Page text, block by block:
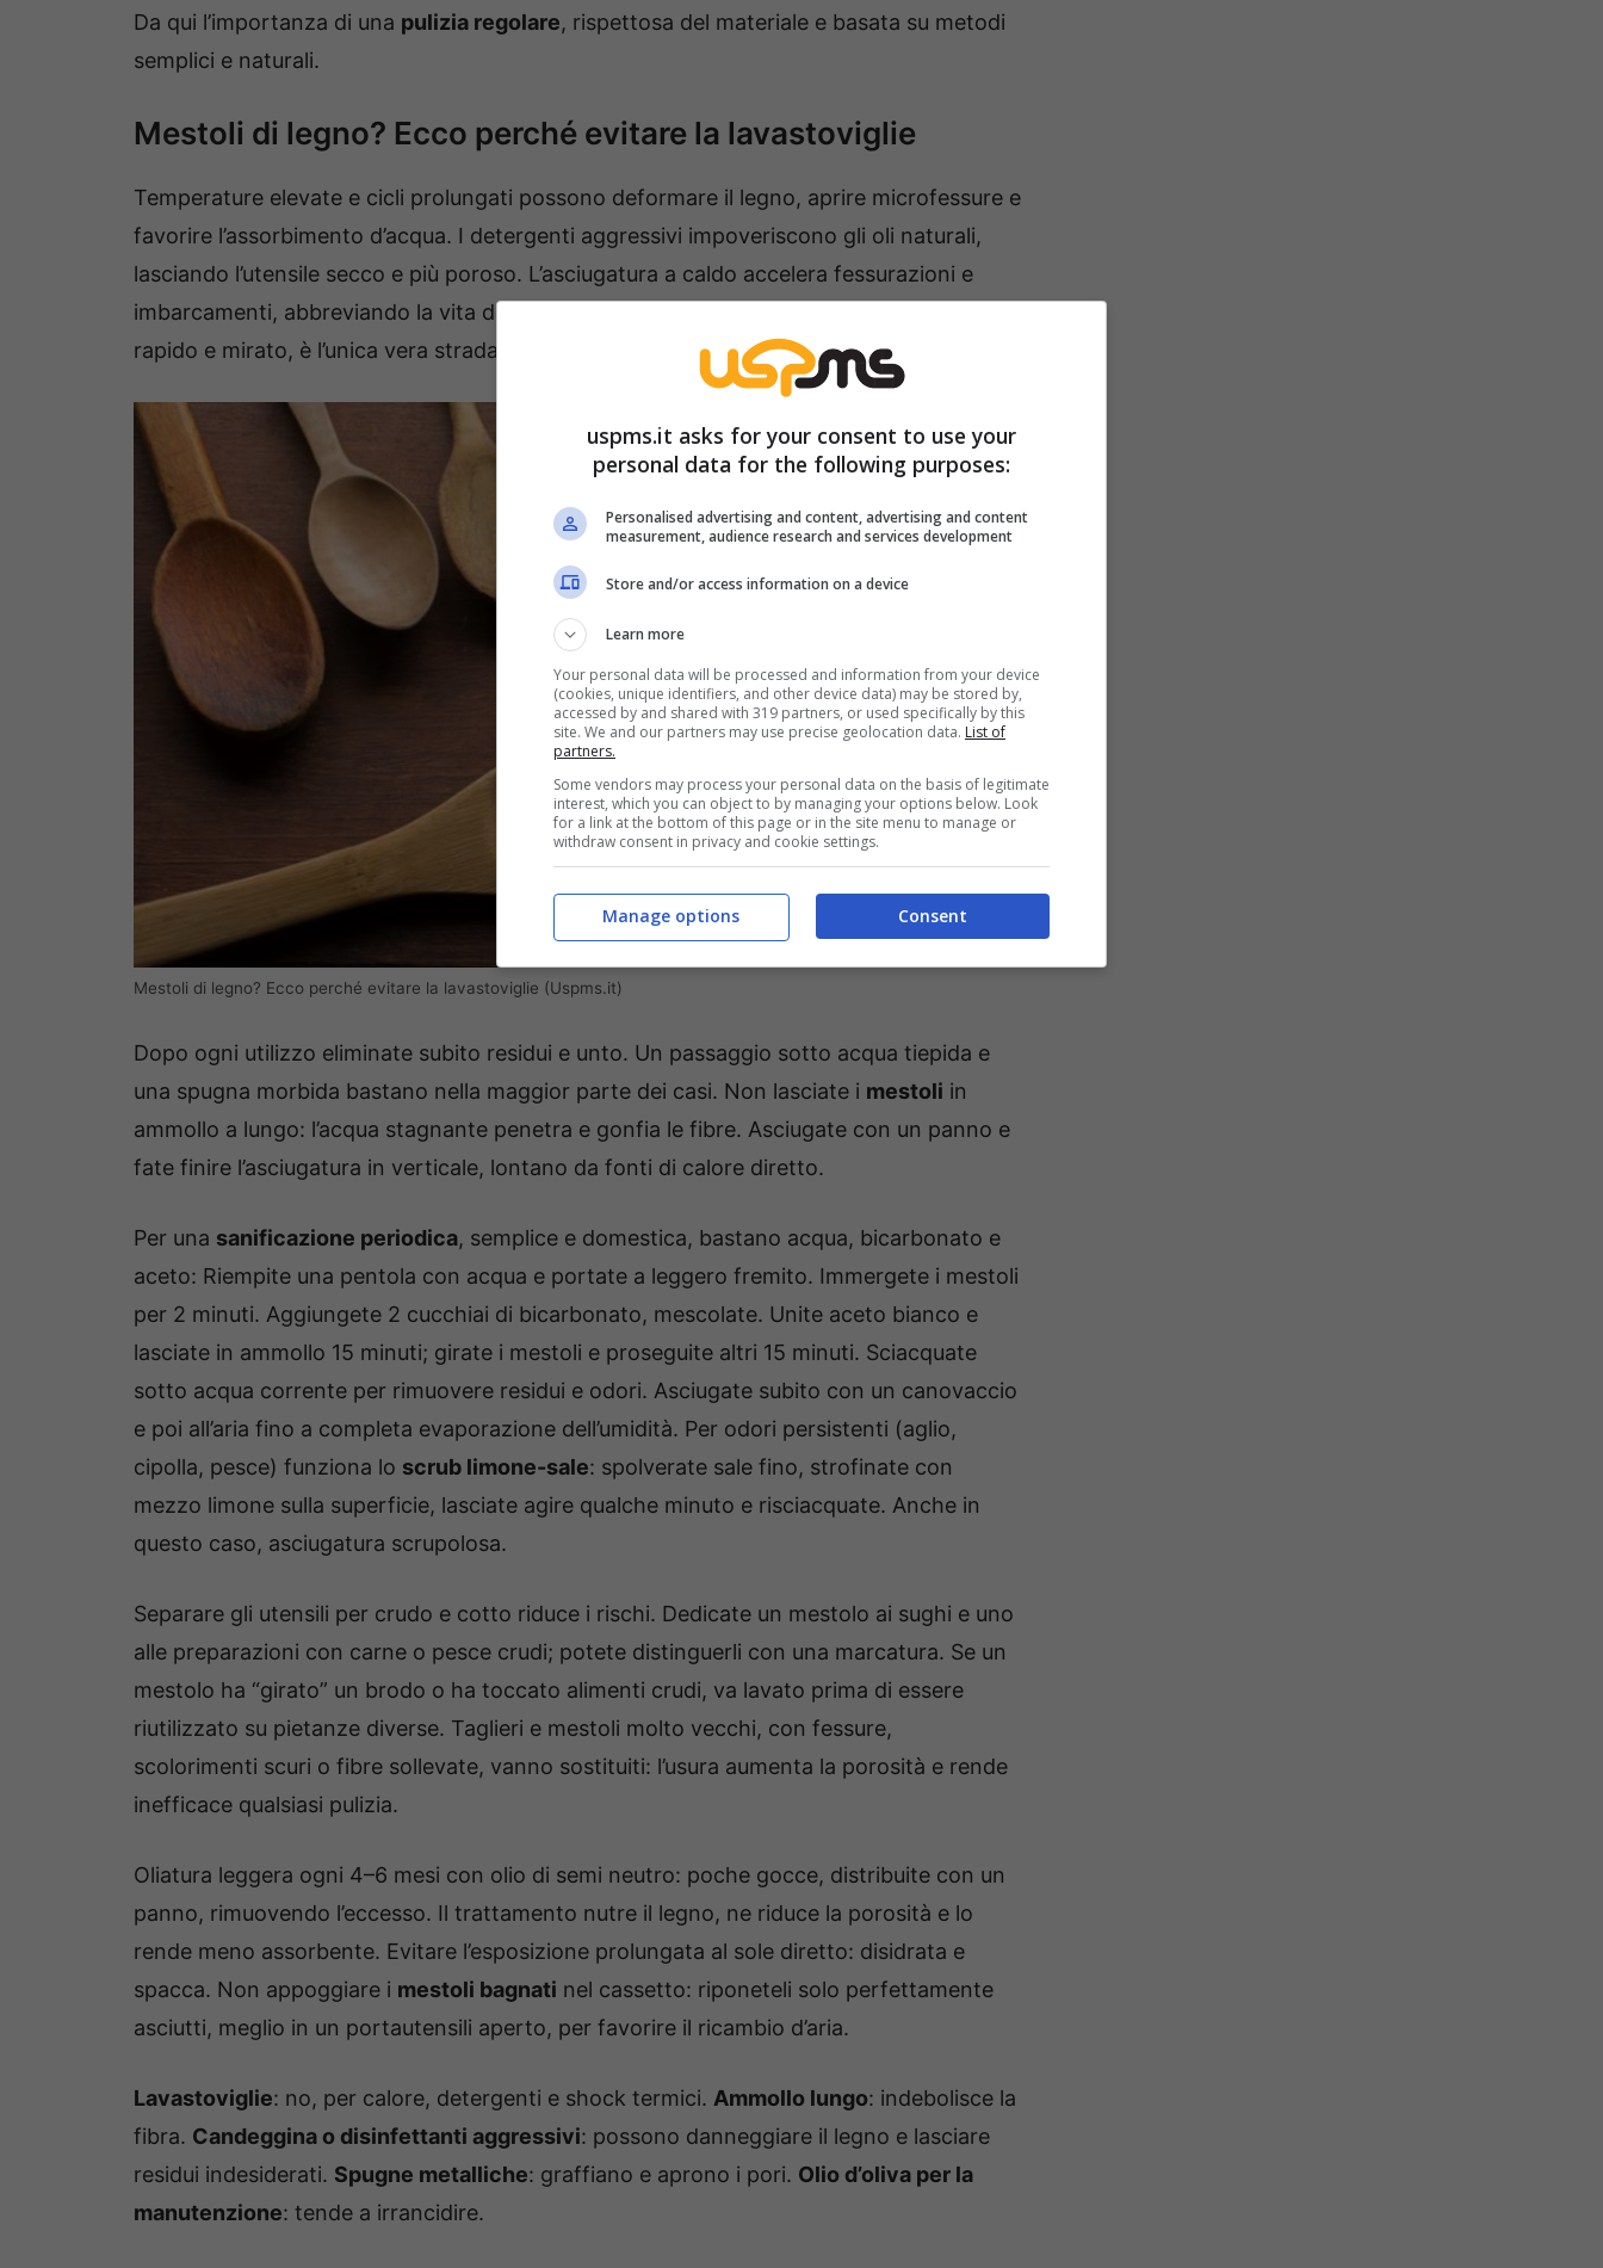
Da qui l’importanza di una pulizia regolare, rispettosa del materiale e basata su metodi
semplici e naturali.
Mestoli di legno? Ecco perché evitare la lavastoviglie
Temperature elevate e cicli prolungati possono deformare il legno, aprire microfessure e
favorire l’assorbimento d’acqua. I detergenti aggressivi impoveriscono gli oli naturali,
lasciando l’utensile secco e più poroso. L’asciugatura a caldo accelera fessurazioni e
imbarcamenti, abbreviando la vita del mestolo. La regola è chiara:
rapido e mirato, è l’unica vera strada.
Mestoli di legno? Ecco perché evitare la lavastoviglie (Uspms.it)
Dopo ogni utilizzo eliminate subito residui e unto. Un passaggio sotto acqua tiepida e
una spugna morbida bastano nella maggior parte dei casi. Non lasciate i mestoli in
ammollo a lungo: l’acqua stagnante penetra e gonfia le fibre. Asciugate con un panno e
fate finire l’asciugatura in verticale, lontano da fonti di calore diretto.
Per una sanificazione periodica, semplice e domestica, bastano acqua, bicarbonato e
aceto: Riempite una pentola con acqua e portate a leggero fremito. Immergete i mestoli
per 2 minuti. Aggiungete 2 cucchiai di bicarbonato, mescolate. Unite aceto bianco e
lasciate in ammollo 15 minuti; girate i mestoli e proseguite altri 15 minuti. Sciacquate
sotto acqua corrente per rimuovere residui e odori. Asciugate subito con un canovaccio
e poi all’aria fino a completa evaporazione dell’umidità. Per odori persistenti (aglio,
cipolla, pesce) funziona lo scrub limone-sale: spolverate sale fino, strofinate con
mezzo limone sulla superficie, lasciate agire qualche minuto e risciacquate. Anche in
questo caso, asciugatura scrupolosa.
Separare gli utensili per crudo e cotto riduce i rischi. Dedicate un mestolo ai sughi e uno
alle preparazioni con carne o pesce crudi; potete distinguerli con una marcatura. Se un
mestolo ha “girato” un brodo o ha toccato alimenti crudi, va lavato prima di essere
riutilizzato su pietanze diverse. Taglieri e mestoli molto vecchi, con fessure,
scolorimenti scuri o fibre sollevate, vanno sostituiti: l’usura aumenta la porosità e rende
inefficace qualsiasi pulizia.
Oliatura leggera ogni 4–6 mesi con olio di semi neutro: poche gocce, distribuite con un
panno, rimuovendo l’eccesso. Il trattamento nutre il legno, ne riduce la porosità e lo
rende meno assorbente. Evitare l’esposizione prolungata al sole diretto: disidrata e
spacca. Non appoggiare i mestoli bagnati nel cassetto: riponeteli solo perfettamente
asciutti, meglio in un portautensili aperto, per favorire il ricambio d’aria.
Lavastoviglie: no, per calore, detergenti e shock termici. Ammollo lungo: indebolisce la
fibra. Candeggina o disinfettanti aggressivi: possono danneggiare il legno e lasciare
residui indesiderati. Spugne metalliche: graffiano e aprono i pori. Olio d’oliva per la
manutenzione: tende a irrancidire.
uspms.it asks for your consent to use your
personal data for the following purposes:
Personalised advertising and content, advertising and content
measurement, audience research and services development
Store and/or access information on a device
Learn more
Your personal data will be processed and information from your device
(cookies, unique identifiers, and other device data) may be stored by,
accessed by and shared with 319 partners, or used specifically by this
site. We and our partners may use precise geolocation data. List of
partners.
Some vendors may process your personal data on the basis of legitimate
interest, which you can object to by managing your options below. Look
for a link at the bottom of this page or in the site menu to manage or
withdraw consent in privacy and cookie settings.
Consent
Manage options